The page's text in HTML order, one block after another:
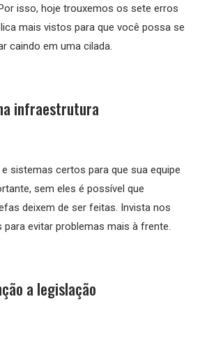
isso, hoje trouxemos os sete erros
mais vistos para que você possa se
caindo em uma cilada.
infraestrutura
sistemas certos para que sua equipe
sem eles é possível que
deixem de ser feitas. Invista nos
evitar problemas mais à frente.
a legislação